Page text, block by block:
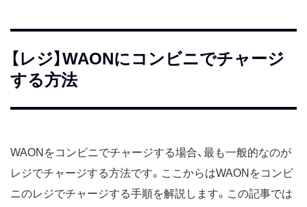
【レジ】WAONにコンビニでチャージ
する方法
WAONをコンビニでチャージする場合、最も一般的なのが
レジでチャージする方法です。ここからはWAONをコンビ
ニのレジでチャージする手順を解説します。この記事では